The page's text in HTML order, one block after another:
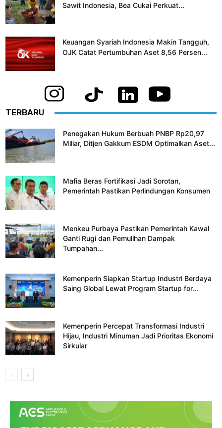
Sawit Indonesia, Bea Cukai Perkuat...
Keuangan Syariah Indonesia Makin Tangguh,
OJK Catat Pertumbuhan Aset 8,56 Persen...
TERBARU
Penegakan Hukum Berbuah PNBP Rp20,97
Miliar, Ditjen Gakkum ESDM Optimalkan Aset...
Mafia Beras Fortifikasi Jadi Sorotan,
Pemerintah Pastikan Perlindungan Konsumen
Menkeu Purbaya Pastikan Pemerintah Kawal
Ganti Rugi dan Pemulihan Dampak
Tumpahan...
Kemenperin Siapkan Startup Industri Berdaya
Saing Global Lewat Program Startup for...
Kemenperin Percepat Transformasi Industri
Hijau, Industri Minuman Jadi Prioritas Ekonomi
Sirkular